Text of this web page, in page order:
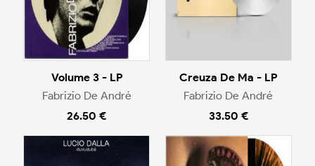
Volume 3 - LP
Fabrizio De André
26.50 €
Creuza De Ma - LP
Fabrizio De André
33.50 €